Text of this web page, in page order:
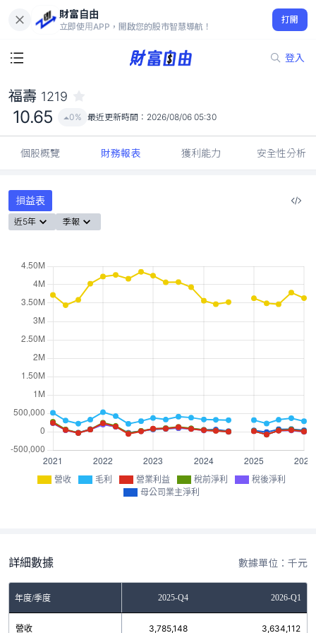
財富自由
立即使用APP，開啟您的股市智慧導航！
打開
登入
10.65
0%
福壽 1219
10.65 0% 最近更新時間： 2026/08/06 05:30
個股概覽 財務報表 獲利能力 安全性分析
損益表
近5年 季報
營收 毛利 營業利益 稅前淨利
稅後淨利
母公司業主淨利
詳細數據 數據單位：千元
年度/季度2025-Q3 2025-Q4 2026-Q1
營收 3,785,148 3,634,112